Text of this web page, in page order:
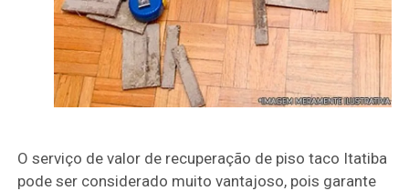
O serviço de valor de recuperação de piso taco Itatiba
pode ser considerado muito vantajoso, pois garante